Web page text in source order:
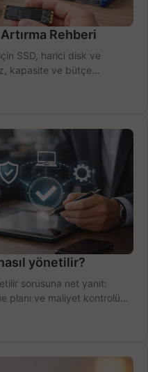
Rehberi
SSD, harici disk ve
kapasite ve bütçe
yönetilir?
sorusuna net yanıt:
planı ve maliyet kontrolü